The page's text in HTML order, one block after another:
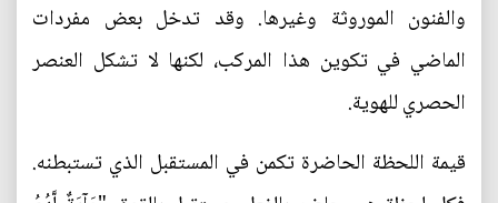
والفنون الموروثة وغيرها. وقد تدخل بعض مفردات
الماضي في تكوين هذا المركب، لكنها لا تشكل العنصر
الحصري للهوية.
قيمة اللحظة الحاضرة تكمن في المستقبل الذي تستبطنه.